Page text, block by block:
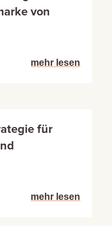
von
mehr lesen
für
mehr lesen